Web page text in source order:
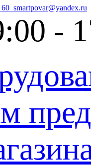
smartpovar@yandex.ru
-